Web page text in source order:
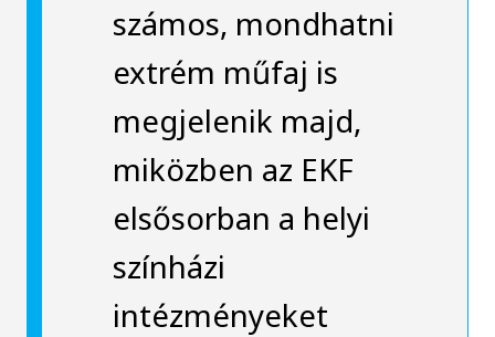
számos, mondhatni
extrém műfaj is
megjelenik majd,
miközben az EKF
elsősorban a helyi
színházi
intézményeket